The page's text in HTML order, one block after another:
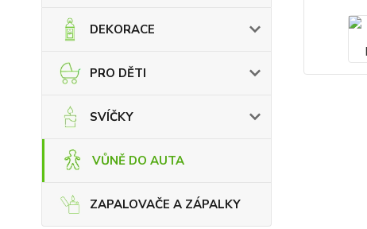
DEKORACE
PRO DĚTI
SVÍČKY
VŮNĚ DO AUTA
ZAPALOVAČE A ZÁPALKY